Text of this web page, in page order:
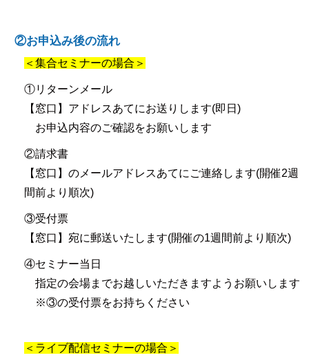
②お申込み後の流れ
＜集合セミナーの場合＞
①リターンメール
【窓口】アドレスあてにお送りします(即日)
お申込内容のご確認をお願いします
②請求書
【窓口】のメールアドレスあてにご連絡します(開催2週
間前より順次)
③受付票
【窓口】宛に郵送いたします(開催の1週間前より順次)
④セミナー当日
指定の会場までお越しいただきますようお願いします
※③の受付票をお持ちください
＜ライブ配信セミナーの場合＞